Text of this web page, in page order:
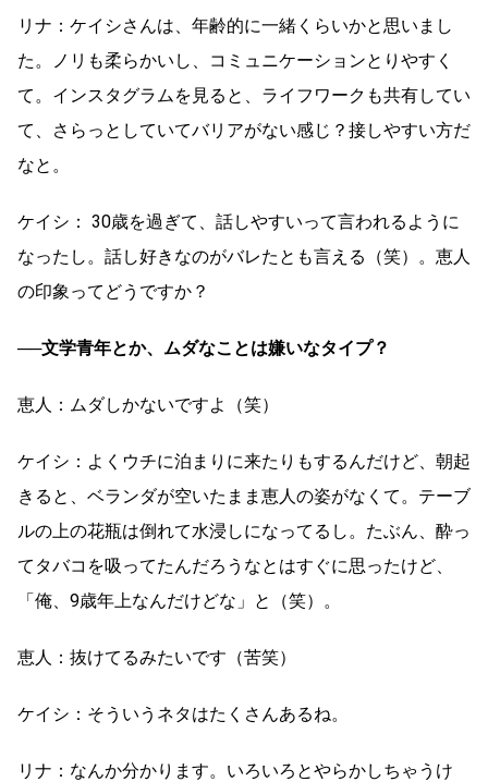
リナ：ケイシさんは、年齢的に一緒くらいかと思いまし
た。ノリも柔らかいし、コミュニケーションとりやすく
て。インスタグラムを見ると、ライフワークも共有してい
て、さらっとしていてバリアがない感じ？接しやすい方だ
なと。
ケイシ： 30歳を過ぎて、話しやすいって言われるように
なったし。話し好きなのがバレたとも言える（笑）。恵人
の印象ってどうですか？
──文学青年とか、ムダなことは嫌いなタイプ？
恵人：ムダしかないですよ（笑）
ケイシ：よくウチに泊まりに来たりもするんだけど、朝起
きると、ベランダが空いたまま恵人の姿がなくて。テーブ
ルの上の花瓶は倒れて水浸しになってるし。たぶん、酔っ
てタバコを吸ってたんだろうなとはすぐに思ったけど、
「俺、9歳年上なんだけどな」と（笑）。
恵人：抜けてるみたいです（苦笑）
ケイシ：そういうネタはたくさんあるね。
リナ：なんか分かります。いろいろとやらかしちゃうけ